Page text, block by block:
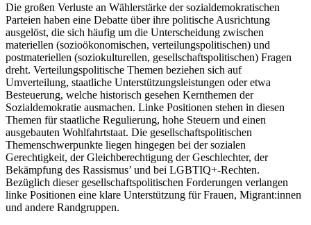
Die großen Verluste an Wählerstärke der sozialdemokratischen
Parteien haben eine Debatte über ihre politische Ausrichtung
ausgelöst, die sich häufig um die Unterscheidung zwischen
materiellen (sozioökonomischen, verteilungspolitischen) und
postmateriellen (soziokulturellen, gesellschaftspolitischen) Fragen
dreht. Verteilungspolitische Themen beziehen sich auf
Umverteilung, staatliche Unterstützungsleistungen oder etwa
Besteuerung, welche historisch gesehen Kernthemen der
Sozialdemokratie ausmachen. Linke Positionen stehen in diesen
Themen für staatliche Regulierung, hohe Steuern und einen
ausgebauten Wohlfahrtstaat. Die gesellschaftspolitischen
Themenschwerpunkte liegen hingegen bei der sozialen
Gerechtigkeit, der Gleichberechtigung der Geschlechter, der
Bekämpfung des Rassismus’ und bei LGBTIQ+-Rechten.
Bezüglich dieser gesellschaftspolitischen Forderungen verlangen
linke Positionen eine klare Unterstützung für Frauen, Migrant:innen
und andere Randgruppen.